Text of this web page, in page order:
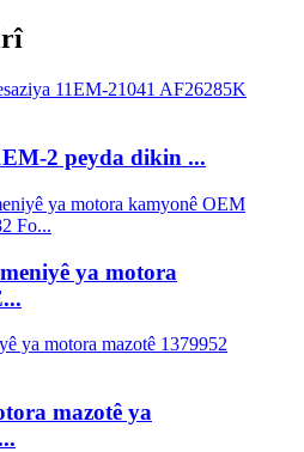
2 peyda dikin ...
ya motora
mazotê ya